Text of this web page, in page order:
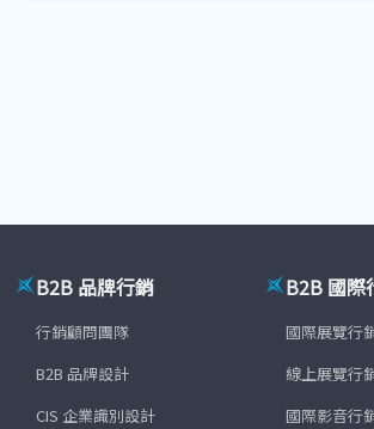
B2B 品牌行銷
行銷顧問團隊
B2B 品牌設計
CIS 企業識別設計
B2B 國際
國際展覽行
線上展覽行
國際影音行